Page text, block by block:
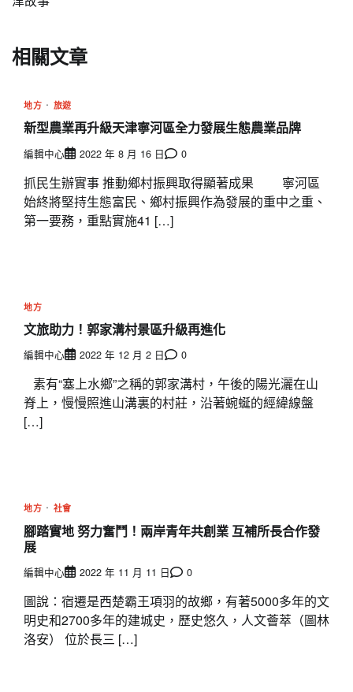
覽
相關文章
地方 旅遊
新型農業再升級天津寧河區全力發展生態農業品牌
編輯中心 2022 年 8 月 16 日 0
抓民生辦實事 推動鄉村振興取得顯著成果 寧河區
始終將堅持生態富民、鄉村振興作為發展的重中之重、
第一要務，重點實施41 […]
地方
文旅助力！郭家溝村景區升級再進化
編輯中心 2022 年 12 月 2 日 0
素有“塞上水鄉”之稱的郭家溝村，午後的陽光灑在山
脊上，慢慢照進山溝裏的村莊，沿著蜿蜒的經緯線盤
[…]
地方 社會
腳踏實地 努力奮鬥！兩岸青年共創業 互補所長合作發
展
編輯中心 2022 年 11 月 11 日 0
圖說：宿遷是西楚霸王項羽的故鄉，有著5000多年的文
明史和2700多年的建城史，歷史悠久，人文薈萃（圖林
洛安） 位於長三 […]